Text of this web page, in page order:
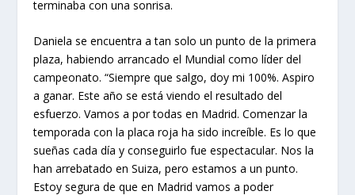
terminaba con una sonrisa.
Daniela se encuentra a tan solo un punto de la primera
plaza, habiendo arrancado el Mundial como líder del
campeonato. “Siempre que salgo, doy mi 100%. Aspiro
a ganar. Este año se está viendo el resultado del
esfuerzo. Vamos a por todas en Madrid. Comenzar la
temporada con la placa roja ha sido increíble. Es lo que
sueñas cada día y conseguirlo fue espectacular. Nos la
han arrebatado en Suiza, pero estamos a un punto.
Estoy segura de que en Madrid vamos a poder